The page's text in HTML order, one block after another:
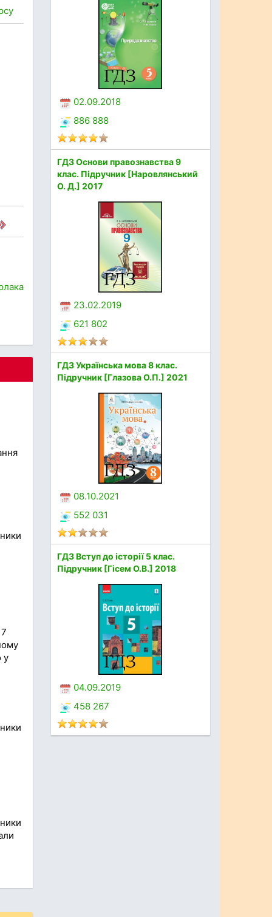
у
02.09.2018
886 888
ГДЗ Основи правознавства 9
клас. Підручник [Наровлянський
О. Д.] 2017
23.02.2019
621 802
ГДЗ Українська мова 8 клас.
Підручник [Глазова О.П.] 2021
08.10.2021
552 031
ГДЗ Вступ до історії 5 клас.
Підручник [Гісем О.В.] 2018
04.09.2019
458 267